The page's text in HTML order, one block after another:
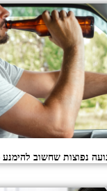
נפוצות שחשוב להימנע